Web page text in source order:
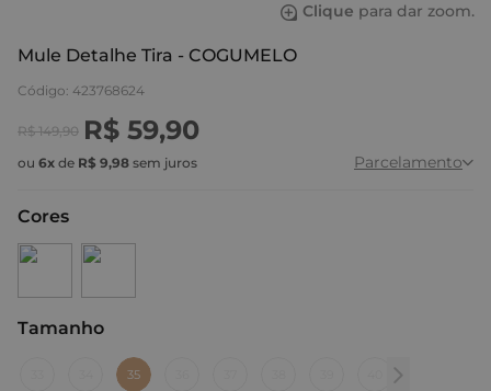
Clique para dar zoom.
Mule Detalhe Tira - COGUMELO
Código: 423768624
R$ 149,90 R$ 59,90
ou 6x de R$ 9,98 sem juros Parcelamento
Cores
Tamanho
35